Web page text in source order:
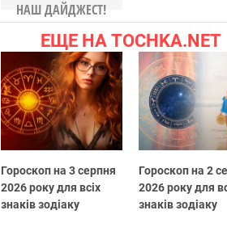
НАШ ДАЙДЖЕСТ!
ЕЩЕ НА TOCHKA.NET
Гороскоп на 3 серпня
2026 року для всіх
знаків зодіаку
Гороскоп на 2
2026 року для
знаків зодіаку